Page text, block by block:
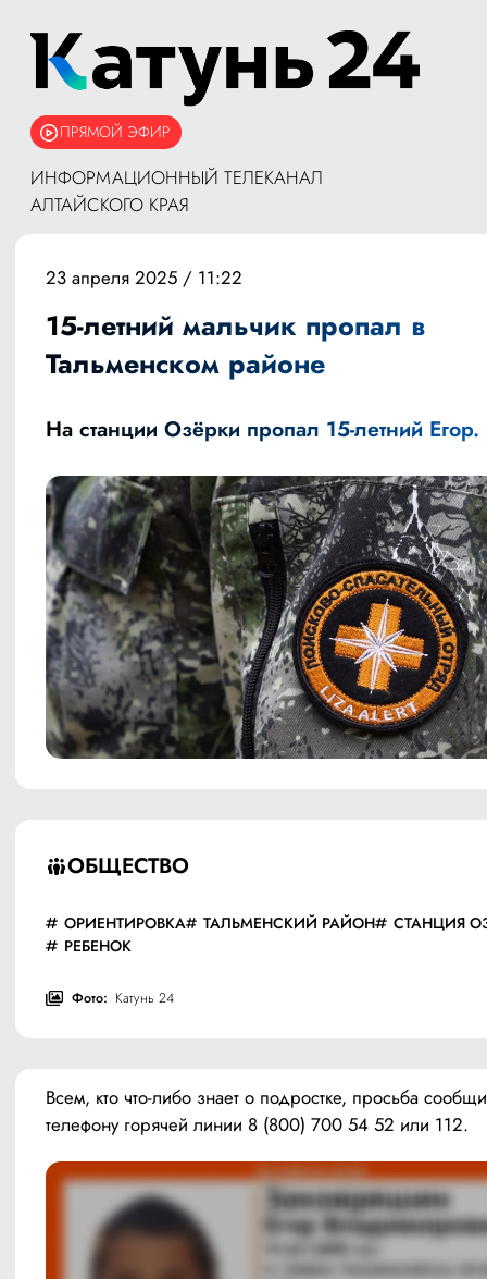
ПРЯМОЙ ЭФИР
ИНФОРМАЦИОННЫЙ ТЕЛЕКАНАЛ
АЛТАЙСКОГО КРАЯ
ОБЩЕСТВО
ОРИЕНТИРОВКА ТАЛЬМЕНСКИЙ РАЙОН
СТАНЦИЯ
РЕБЕНОК
Фото: Катунь 24
23 апреля 2025 / 11:22
15-летний мальчик пропал в
Тальменском районе
На станции Озёрки пропал 15-летний Егор.
Всем, кто что-либо знает о подростке, просьба
телефону горячей линии 8 (800) 700 54 52 или 112.